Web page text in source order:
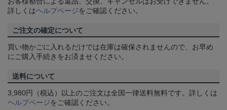
詳しくはヘルプページをご確認ください。
ご注文の確定について
買い物かごに入れるだけでは在庫は確保されませんので、お早め
にご購入手続きをお済ませください。
送料について
3,980円（税込）以上のご注文は全国一律送料無料です。詳しくは
ヘルプページをご確認ください。